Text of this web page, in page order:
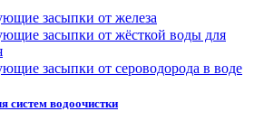
засыпки от железа
засыпки от жёсткой воды для
засыпки от сероводорода в воде
систем водоочистки